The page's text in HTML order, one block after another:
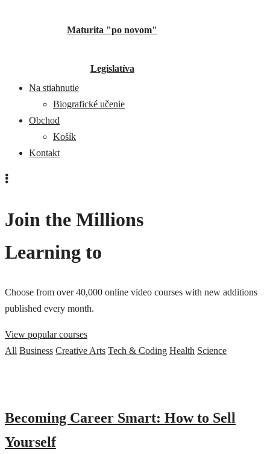
Maturita "po novom"
Legislatíva
Na stiahnutie
Biografické učenie
Obchod
Košík
Kontakt
Join the Millions
Learning to
Choose from over 40,000 online video courses with new additions
published every month.
View popular courses
All Business Creative Arts Tech & Coding Health Science
Becoming Career Smart: How to Sell
Yourself